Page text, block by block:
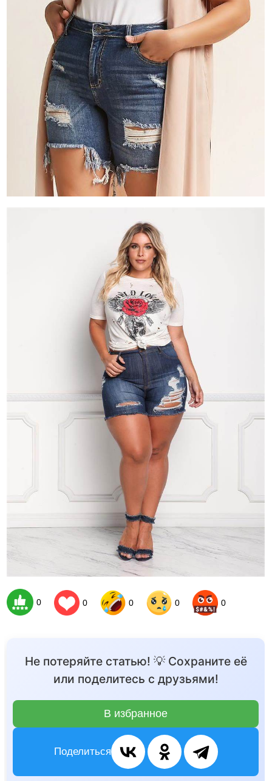
0 0 0 0 0
Не потеряйте статью! 💡 Сохраните её
или поделитесь с друзьями!
В избранное
Поделиться